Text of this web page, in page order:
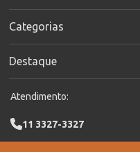
Categorias
Destaque
Atendimento:
11 3327-3327